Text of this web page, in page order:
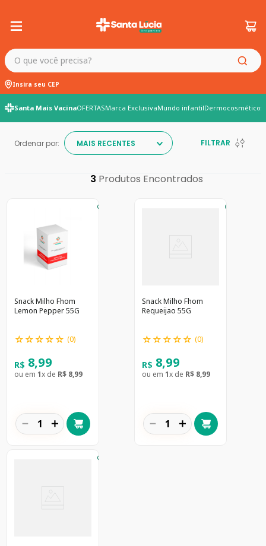
O que você precisa?
Insira seu CEP
Santa Mais VacinaOFERTASMarca ExclusivaMundo infantilDermocosméticos
Ordenar por: MAIS RECENTES FILTRAR
3
Snack Milho Fhom
Lemon Pepper 55G
☆☆☆☆☆ (0)
R$ 8,99
ou em 1x de R$ 8,99
＋
－
Snack Milho Fhom
Requeijao 55G
☆☆☆☆☆ (0)
R$ 8,99
ou em 1x de R$ 8,99
＋
－